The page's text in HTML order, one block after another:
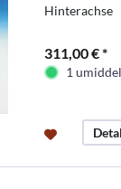
Hinterachse
311,00 € *
1